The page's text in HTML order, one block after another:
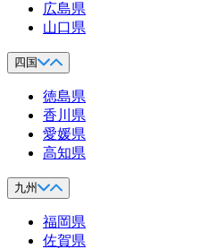
広島県
山口県
四国
徳島県
香川県
愛媛県
高知県
九州
福岡県
佐賀県